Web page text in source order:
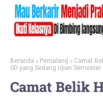
Beranda Pemalang
Camat
SD yang Sedang Ujian Semester
Camat Belik